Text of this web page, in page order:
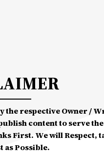
the respective Owner /
content to serve
First. We will Respect,
as Possible.